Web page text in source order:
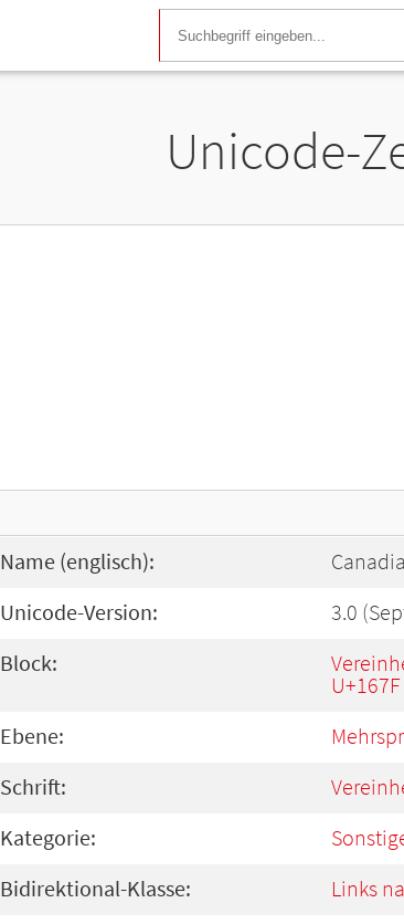
Unicode-
Name (englisch):
Unicode-Version: 3.0
Block:
U+167F
Ebene:
Schrift:
Kategorie:
Bidirektional-Klasse: Links